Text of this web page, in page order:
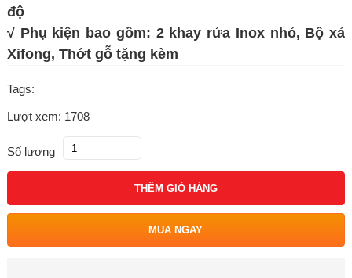
độ
√ Phụ kiện bao gồm: 2 khay rửa Inox nhỏ, Bộ xả
Xifong, Thớt gỗ tặng kèm
Tags:
Lượt xem: 1708
Số lượng
THÊM GIỎ HÀNG
MUA NGAY